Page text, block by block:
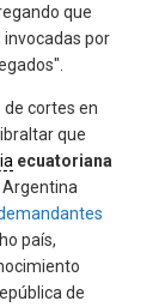
que
invocadas por
de cortes en
que
ecuatoriana
Argentina
país,
de